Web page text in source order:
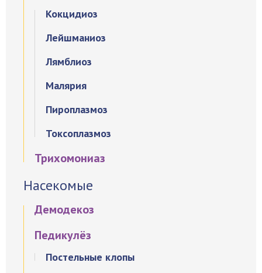
Кокцидиоз
Лейшманиоз
Лямблиоз
Малярия
Пироплазмоз
Токсоплазмоз
Трихомониаз
Насекомые
Демодекоз
Педикулёз
Постельные клопы